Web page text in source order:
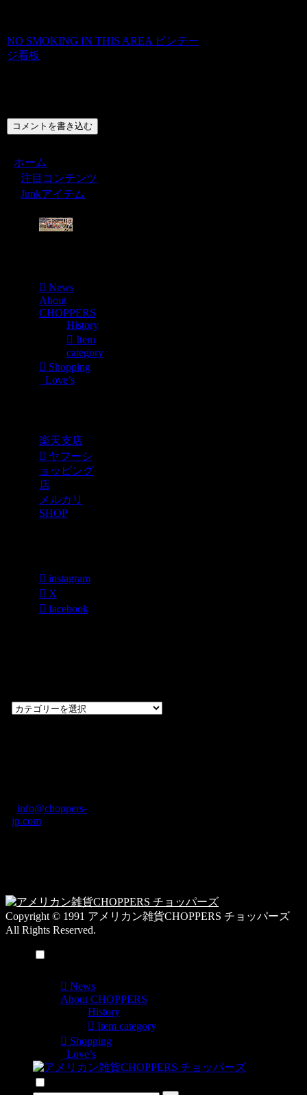
NO SMOKING IN THIS AREA ビンテー
ジ看板
コメントを書き込む
ホーム
注目コンテンツ
Junkアイテム
News
About
CHOPPERS
History
Item
category
Shopping
Love’s
楽天支店
ヤフーシ
ョッピング
店
メルカリ
SHOP
instagram
X
facebook
過
テ
ゴ
info@choppers-
jp.com
Copyright © 1991 アメリカン雑貨CHOPPERS チョッパーズ
All Rights Reserved.
News
About CHOPPERS
History
Item category
Shopping
Love’s